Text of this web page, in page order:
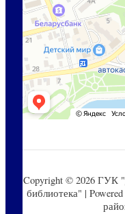
Copyright © 2026 ГУК
библиотека" |